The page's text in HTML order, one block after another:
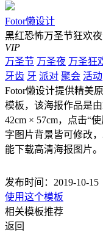
Fotor懒设计
黑红恐怖万圣节狂欢
VIP
万圣节 万圣夜 万圣狂
牙齿 牙 派对 聚会 活动
Fotor懒设计提供精美
模板，该海报作品是
42cm × 57cm，点击“
字图片背景皆可修改
能下载高清海报图片。
发布时间：2019-10-15
使用这个模板
相关模板推荐
返回